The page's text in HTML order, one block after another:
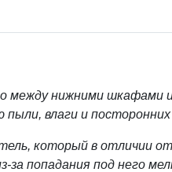
между нижними шкафами
влаги и
который в отличии
попадания под него